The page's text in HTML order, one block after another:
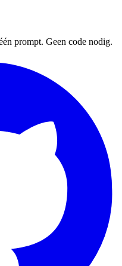
prompt. Geen code nodig.